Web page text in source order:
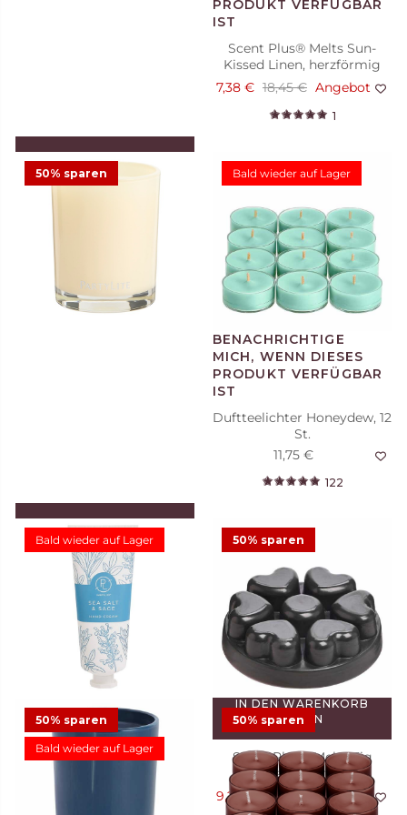
LEGEN
Handcreme Marshmallow
5,98 €
Scent Plus® Melts Sun-
Kissed Linen, herzförmig
7,38 € 18,45 € Angebot
1
50% sparen
IN DEN WARENKORB
LEGEN
Duftwachsglas Escential
Sun-Kissed Linen
12,48 € 24,95 €
Angebot
Bald wieder auf Lager
Duftteelichter Honeydew, 12
St.
11,75 €
122
Bald wieder auf Lager
Handcreme Sea Salt & Sage
50% sparen
IN DEN WARENKORB
LEGEN
Scent Plus® Melts Fig
Fatale, herzförmig
9,23 € 18,45 € Angebot
50% sparen
Bald wieder auf Lager
50% sparen